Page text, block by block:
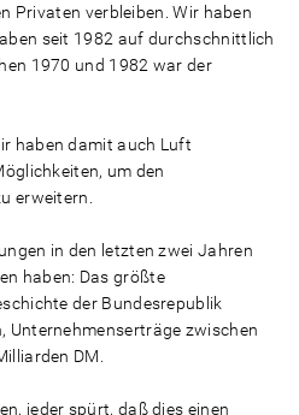
Privaten verbleiben. Wir haben
seit 1982 auf durchschnittlich
1970 und 1982 war der
haben damit auch Luft
um den
erweitern.
in den letzten zwei Jahren
haben: Das größte
der Bundesrepublik
Unternehmenserträge zwischen
DM.
jeder spürt, daß dies einen